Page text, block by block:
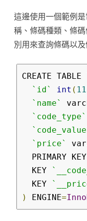
這邊使用一個範例
稱、條碼種類、條
別用來查詢條碼以及
CREATE TABLE
`id`
int ( 11
`name`
`code_type`
`price`
  PRIMARY KEY
  KEY
  KEY
)
ENGINE=